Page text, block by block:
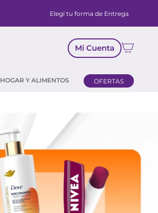
Elegí tu forma de Entrega
Mi Cuenta
HOGAR Y ALIMENTOS OFERTAS